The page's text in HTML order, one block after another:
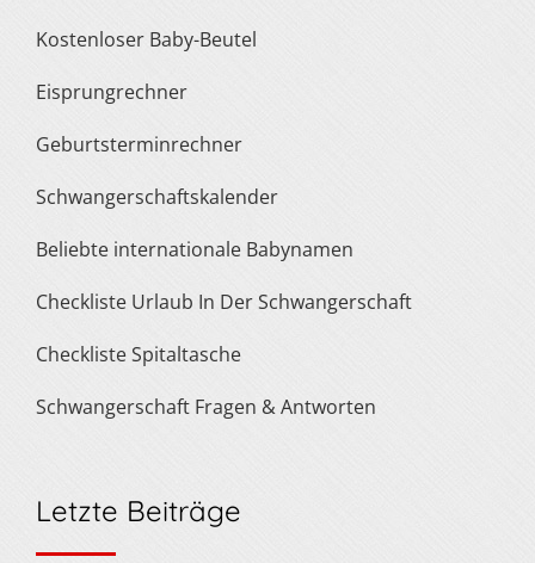
Kostenloser Baby-Beutel
Eisprungrechner
Geburtsterminrechner
Schwangerschaftskalender
Beliebte internationale Babynamen
Checkliste Urlaub In Der Schwangerschaft
Checkliste Spitaltasche
Schwangerschaft Fragen & Antworten
Letzte Beiträge